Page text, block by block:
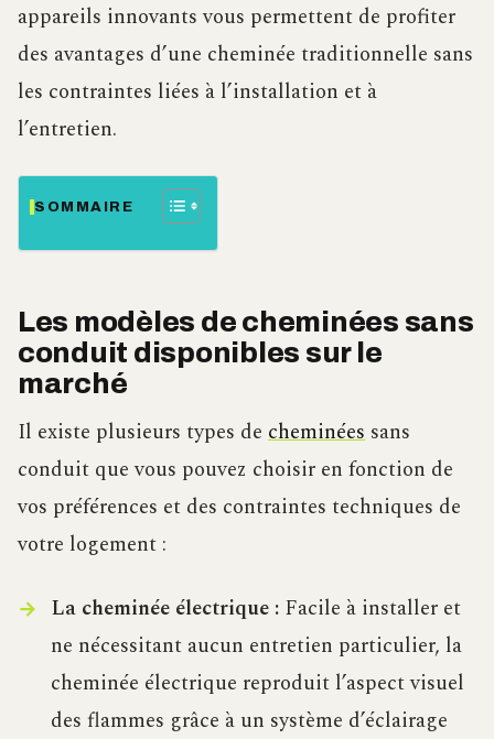
appareils innovants vous permettent de profiter
des avantages d’une cheminée traditionnelle sans
les contraintes liées à l’installation et à
l’entretien.
SOMMAIRE
Les modèles de cheminées sans
conduit disponibles sur le
marché
Il existe plusieurs types de cheminées sans
conduit que vous pouvez choisir en fonction de
vos préférences et des contraintes techniques de
votre logement :
La cheminée électrique :Facile à installer et
ne nécessitant aucun entretien particulier, la
cheminée électrique reproduit l’aspect visuel
des flammes grâce à un système d’éclairage